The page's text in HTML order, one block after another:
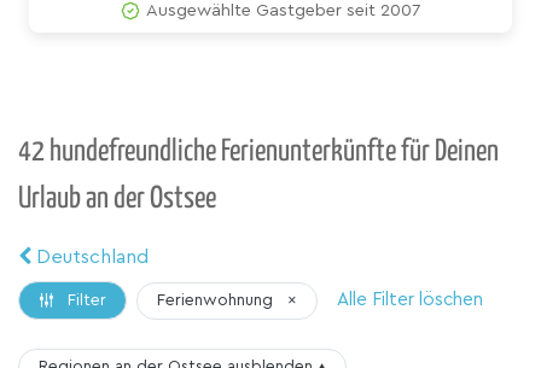
Ausgewählte Gastgeber seit 2007
42 hundefreundliche Ferienunterkünfte für Deinen
Urlaub an der Ostsee
Deutschland
Filter Ferienwohnung × Alle Filter löschen